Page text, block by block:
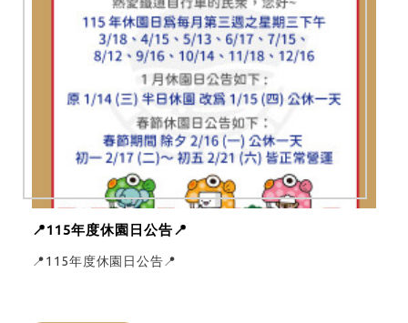
📍115年度休園日公告📍
📍115年度休園日公告📍